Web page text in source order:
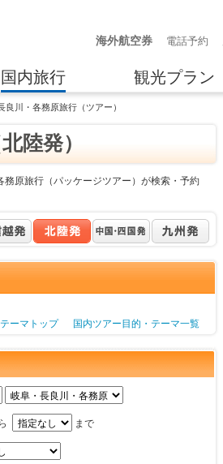
海外航空券
電話予約
国内旅行 観光プラン
良川・各務原旅行（ツアー）
陸発）
原旅行（パッケージツアー）が検索・予約
ーマトップ
国内ツアー目的・テーマ一覧
まで